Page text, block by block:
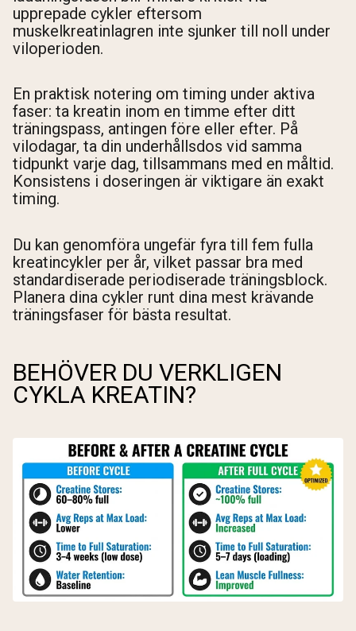
upprepade cykler eftersom
muskelkreatinlagren inte sjunker till noll under
viloperioden.
En praktisk notering om timing under aktiva
faser: ta kreatin inom en timme efter ditt
träningspass, antingen före eller efter. På
vilodagar, ta din underhållsdos vid samma
tidpunkt varje dag, tillsammans med en måltid.
Konsistens i doseringen är viktigare än exakt
timing.
Du kan genomföra ungefär fyra till fem fulla
kreatincykler per år, vilket passar bra med
standardiserade periodiserade träningsblock.
Planera dina cykler runt dina mest krävande
träningsfaser för bästa resultat.
BEHÖVER DU VERKLIGEN
CYKLA KREATIN?